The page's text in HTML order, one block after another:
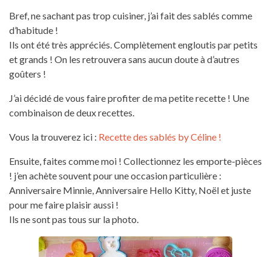
Bref, ne sachant pas trop cuisiner, j’ai fait des sablés comme
d’habitude !
Ils ont été très appréciés. Complètement engloutis par petits
et grands ! On les retrouvera sans aucun doute à d’autres
goûters !
J’ai décidé de vous faire profiter de ma petite recette ! Une
combinaison de deux recettes.
Vous la trouverez ici : Recette des sablés by Céline !
Ensuite, faites comme moi ! Collectionnez les emporte-pièces
! j’en achète souvent pour une occasion particulière :
Anniversaire Minnie, Anniversaire Hello Kitty, Noël et juste
pour me faire plaisir aussi !
Ils ne sont pas tous sur la photo.